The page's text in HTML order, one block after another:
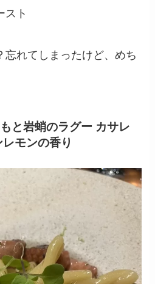
スト
忘れてしまったけど、めち
と岩蛸のラグー カサレ
モンの香り